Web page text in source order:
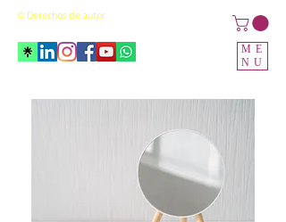
ME
NU
© Derechos de autor